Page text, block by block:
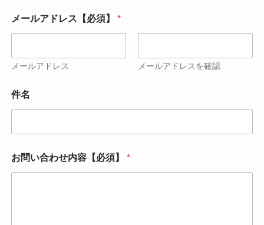
件
名
社
名
所
属
先
【
須
メールアドレス【必須】 *
メールアドレス メールアドレスを確認
件名
お問い合わせ内容【必須】 *